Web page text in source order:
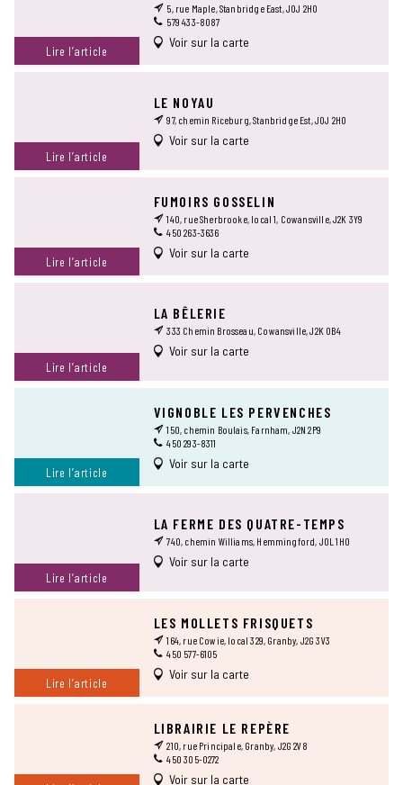
Lire l’article
5, rue Maple, Stanbridge East, J0J 2H0
579 433-8087
Voir sur la carte
Lire l’article
LE NOYAU
97, chemin Riceburg, Stanbridge Est, J0J 2H0
Voir sur la carte
Lire l’article
FUMOIRS GOSSELIN
140, rue Sherbrooke, local 1, Cowansville, J2K 3Y9
450 263-3636
Voir sur la carte
Lire l’article
LA BÊLERIE
333 Chemin Brosseau, Cowansville, J2K 0B4
Voir sur la carte
Lire l’article
VIGNOBLE LES PERVENCHES
150, chemin Boulais, Farnham, J2N 2P9
450 293-8311
Voir sur la carte
Lire l’article
LA FERME DES QUATRE-TEMPS
740, chemin Williams, Hemmingford, J0L 1H0
Voir sur la carte
Lire l’article
LES MOLLETS FRISQUETS
164, rue Cowie, local 329, Granby, J2G 3V3
450 577-6105
Voir sur la carte
LIBRAIRIE LE REPÈRE
210, rue Principale, Granby, J2G 2V8
450 305-0272
Voir sur la carte